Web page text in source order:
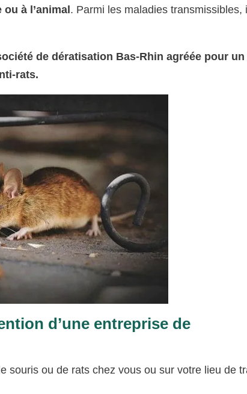
ou à l’animal . Parmi les maladies transmissibles,
de dératisation Bas-Rhin agréée pour un
rats.
d’une entreprise de
souris ou de rats chez vous ou sur votre lieu de